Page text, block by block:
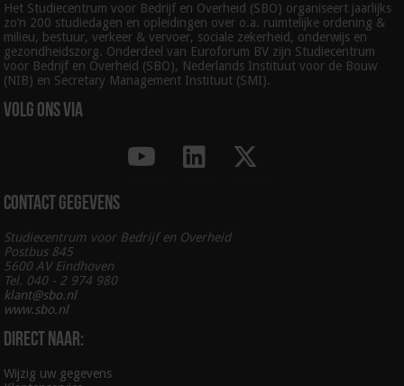
Het Studiecentrum voor Bedrijf en Overheid (SBO) organiseert jaarlijks
zo’n 200 studiedagen en opleidingen over o.a. ruimtelijke ordening &
milieu, bestuur, verkeer & vervoer, sociale zekerheid, onderwijs en
gezondheidszorg. Onderdeel van Euroforum BV zijn Studiecentrum
voor Bedrijf en Overheid (SBO), Nederlands Instituut voor de Bouw
(NIB) en Secretary Management Instituut (SMI).
Volg ons via
Contact gegevens
Studiecentrum voor Bedrijf en Overheid
Postbus 845
5600 AV Eindhoven
Tel. 040 - 2 974 980
klant@sbo.nl
www.sbo.nl
Direct naar:
Wijzig uw gegevens